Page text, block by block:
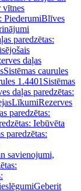
vītnes
PiederumiBlīves
paredzētas:
daļas
Sistēmas caurules
1.4401 Sistēmas
daļas paredzētas:
LīkumiRezerves
paredzētas:
Iebūvēta
paredzētas:
savienojumi,
Geberit